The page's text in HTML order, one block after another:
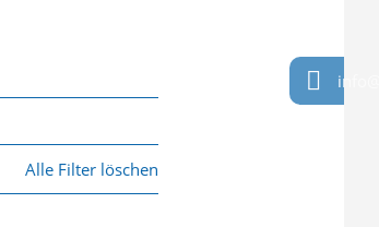
Alle Filter löschen